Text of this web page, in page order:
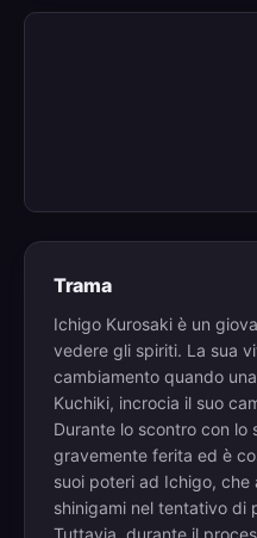
Trama
Ichigo Kurosaki è un
vedere gli spiriti. La sua
cambiamento quando
Kuchiki, incrocia il suo
Durante lo scontro con lo
gravemente ferita ed è
suoi poteri ad Ichigo,
shinigami nel tentativo di
Tuttavia, durante il